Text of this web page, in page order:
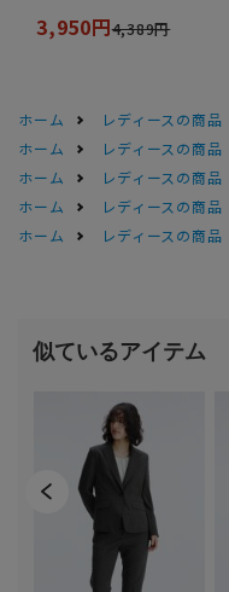
3,950円4,389円
ホーム レディースの商品
ホーム
レディースの商品
ホーム
レディースの商品
ホーム
レディースの商品
ホーム
レディースの商品